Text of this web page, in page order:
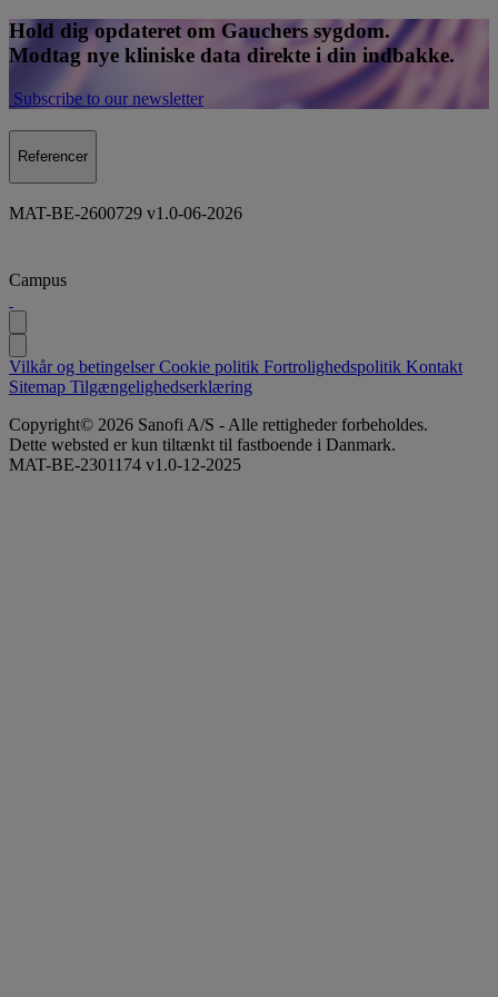
Hold dig opdateret om Gauchers sygdom.
Modtag nye kliniske data direkte i din indbakke.
Subscribe to our newsletter
Referencer
MAT-BE-2600729 v1.0-06-2026
Campus
Vilkår og betingelserCookie politik Fortrolighedspolitik Kontakt
Sitemap Tilgængelighedserklæring
Copyright© 2026 Sanofi A/S - Alle rettigheder forbeholdes.
Dette websted er kun tiltænkt til fastboende i Danmark.
MAT-BE-2301174 v1.0-12-2025